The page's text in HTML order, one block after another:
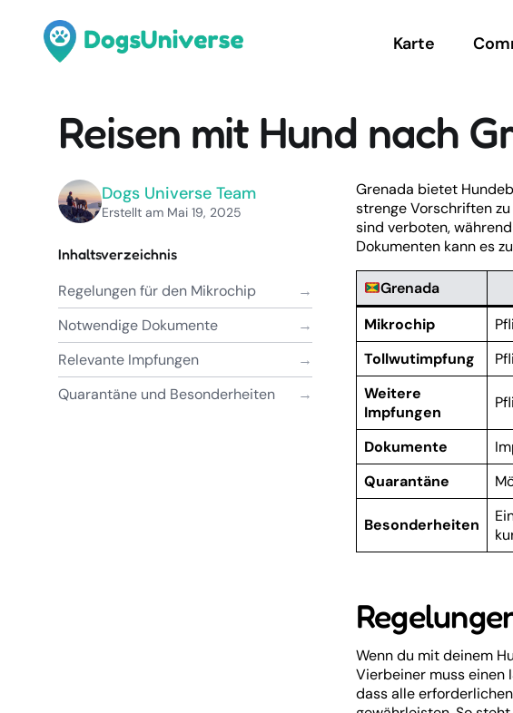
Karte
Reisen mit Hund nach
Dogs Universe Team
Erstellt am Mai 19, 2025
Inhaltsverzeichnis
Regelungen für den Mikrochip
Notwendige Dokumente
Relevante Impfungen
Quarantäne und Besonderheiten
Grenada bietet
strenge Vorschriften
sind verboten,
Dokumenten kann es
Grenada
Mikrochip
Tollwutimpfung
Weitere
Impfungen
Dokumente
Quarantäne
Besonderheiten
Wenn du mit deinem
Vierbeiner muss einen
dass alle